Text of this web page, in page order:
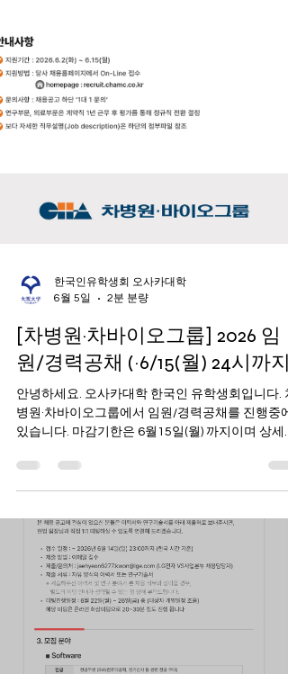
한국인유학생회 오사카대학
6월 5일
2분 분량
[차병원·차바이오그룹] 2026 임
원/경력공채 (~6/15(월) 24시까지)
병원·차바이오그룹에서 임원/경력공채를 진행중에
참고해주시길 바랍니다. 감사합니다. 오사카대학
국인 유학생회 드림
------------------------------- [CHA Medical &
Bio Group] Executive & Experienced Hire
Recruitment (~2026.06.15(KST)) ●WHY CHA? 1.
Global Leader Operations in 7 countries · 96
medical institutions · 1,800 physicians · 14,000
employees Expanding global network across the
US, Japan, Singapore, A